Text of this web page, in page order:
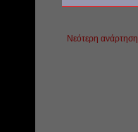
Νεότερη ανάρτηση